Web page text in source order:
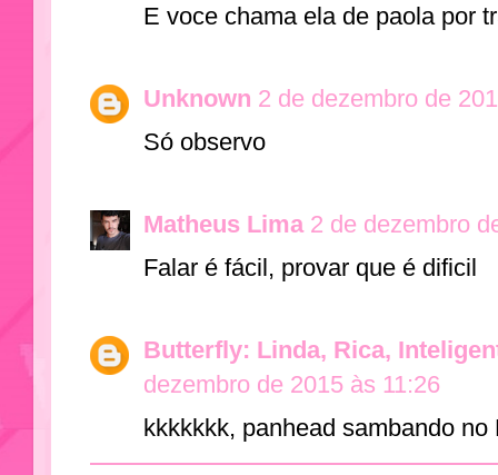
E voce chama ela de paola por
Unknown 2 de dezembro de
Só observo
Matheus Lima 2 de dezembro
Falar é fácil, provar que é dificil
Butterfly: Linda, Rica,
dezembro de 2015 às 11:26
kkkkkkk, panhead sambando no